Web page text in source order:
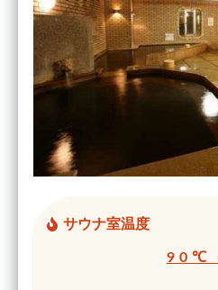
サウナ室温度
90℃